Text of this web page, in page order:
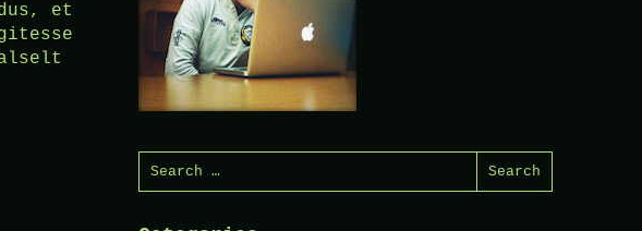
et
Search
for: